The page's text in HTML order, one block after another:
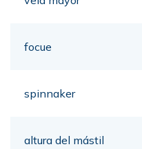
focue
spinnaker
altura del mástil